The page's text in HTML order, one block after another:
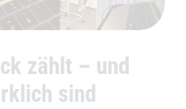
zählt – und
sind